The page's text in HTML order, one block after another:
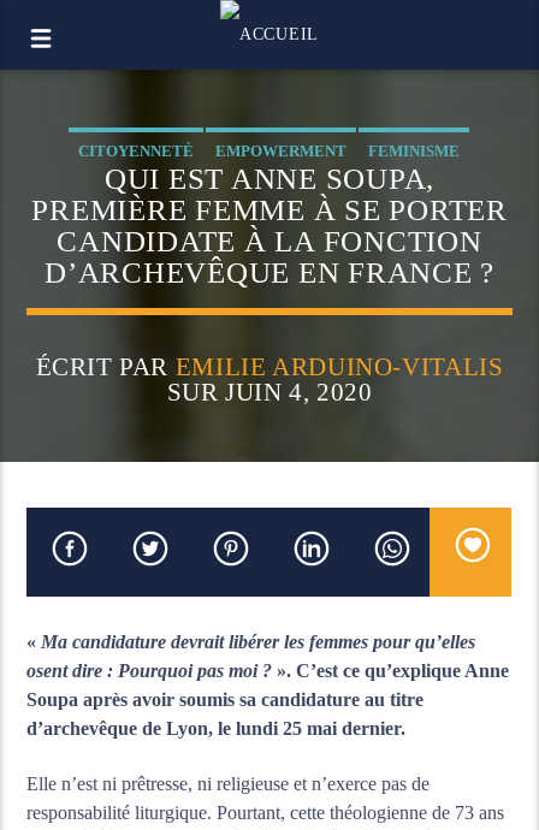
CITOYENNETÉ EMPOWERMENT FEMINISME
FEMMES
QUI EST ANNE SOUPA,
PREMIÈRE FEMME À SE PORTER
CANDIDATE À LA FONCTION
D’ARCHEVÊQUE EN FRANCE ?
ÉCRIT PAR EMILIE ARDUINO-VITALIS
SUR JUIN 4, 2020
« Ma candidature devrait libérer les femmes pour qu’elles
osent dire : Pourquoi pas moi ? ». C’est ce qu’explique Anne
Soupa après avoir soumis sa candidature au titre
d’archevêque de Lyon, le lundi 25 mai dernier.
Elle n’est ni prêtresse, ni religieuse et n’exerce pas de
responsabilité liturgique. Pourtant, cette théologienne de 73 ans